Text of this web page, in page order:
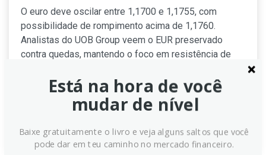
O euro deve oscilar entre 1,1700 e 1,1755, com
possibilidade de rompimento acima de 1,1760.
Analistas do UOB Group veem o EUR preservado
contra quedas, mantendo o foco em resistência de
enquanto observaram sinais de momentum variando
em cenários de volatilidade moderada.
Está na hora de você
mudar de nível
Baixe gratuitamente o livro e veja alguns saltos que você
pode dar em teu caminho no mercado financeiro.